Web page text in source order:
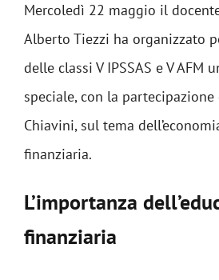
Mercoledì 22 maggio il
Alberto Tiezzi ha organizzato
delle classi V IPSSAS e V AFM
speciale, con la
Chiavini, sul tema
finanziaria.
L’importanza
finanziaria